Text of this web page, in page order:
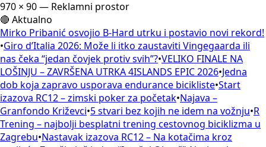
970 × 90 — Reklamni prostor
🔴 Aktualno
Mirko Pribanić osvojio B-Hard utrku i postavio novi rekord!
•Giro d’Italia 2026: Može li itko zaustaviti Vingegaarda ili
nas čeka “jedan čovjek protiv svih”?•VELIKO FINALE NA
LOŠINJU – ZAVRŠENA UTRKA 4ISLANDS EPIC 2026•Jedna
dob koja zapravo usporava endurance bicikliste•Start
izazova RC12 – zimski poker za početak•Najava –
Granfondo Križevci•5 stvari bez kojih ne idem na vožnju•R
Trening – najbolji besplatni trening cestovnog biciklizma u
Zagrebu•Nastavak izazova RC12 – Na kotačima kroz